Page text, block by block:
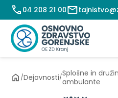
Preskoči
na
vsebino
04 208 21 00
/Dejavnosti/Splošne in
ambulante